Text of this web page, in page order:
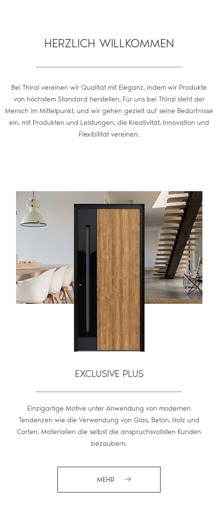
HERZLICH WILLKOMMEN
Bei Thiral vereinen wir Qualität mit Eleganz, indem wir Produkte
von höchstem Standard herstellen. Für uns bei Thiral steht der
Mensch im Mittelpunkt, und wir gehen gezielt auf seine Bedürfnisse
ein, mit Produkten und Leistungen, die Kreativität, Innovation und
Flexibilität vereinen.
EXCLUSIVE PLUS
Einzigartige Motive unter Anwendung von modernen
Tendenzen wie die Verwendung von Glas, Beton, Holz und
Corten, Materialien die selbst die anspruchsvollsten Kunden
bezaubern.
MEHR